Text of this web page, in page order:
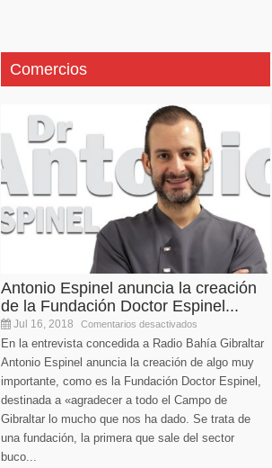
Comercios
Antonio Espinel anuncia la creación
de la Fundación Doctor Espinel...
Jul 16, 2018 Comentarios desactivados
En la entrevista concedida a Radio Bahía Gibraltar
Antonio Espinel anuncia la creación de algo muy
importante, como es la Fundación Doctor Espinel,
destinada a «agradecer a todo el Campo de
Gibraltar lo mucho que nos ha dado. Se trata de
una fundación, la primera que sale del sector
buco...